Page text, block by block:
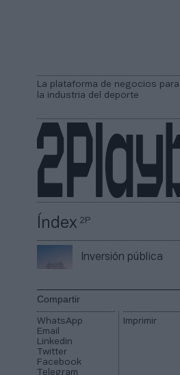
La plataforma de negocios para
la industria del deporte
Índex2P
Inversión pública
Compartir
WhatsApp
Email
Linkedin
Twitter
Facebook
Telegram
Imprimir